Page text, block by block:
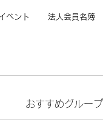
ベント 法人会員名簿
おすすめグループ